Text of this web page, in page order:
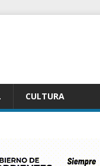
CULTURA